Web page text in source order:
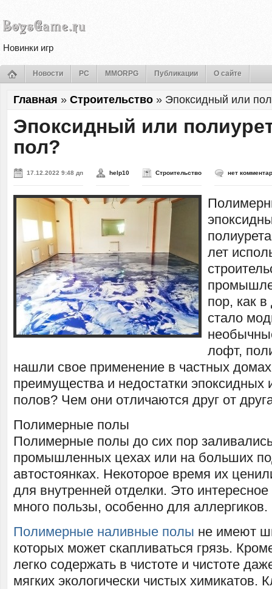
Новинки игр
Новости PC MMORPG Публикации О сайте
Главная » Строительство » Эпоксидный или
Эпоксидный или
пол?
17.12.2022 9:48 дп help10 Строительство нет
лет
пор, как
стало
лофт,
нашли свое применение в частных
преимущества и недостатки эпоксидных
полов? Чем они отличаются друг от
Полимерные полы
Полимерные полы до сих пор
промышленных цехах или на больших
автостоянках. Некоторое время их
для внутренней отделки. Это
много пользы, особенно для аллергиков.
Полимерные наливные полы не имеют
которых может скапливаться грязь.
легко содержать в чистоте и чистоте
мягких экологически чистых химикатов.